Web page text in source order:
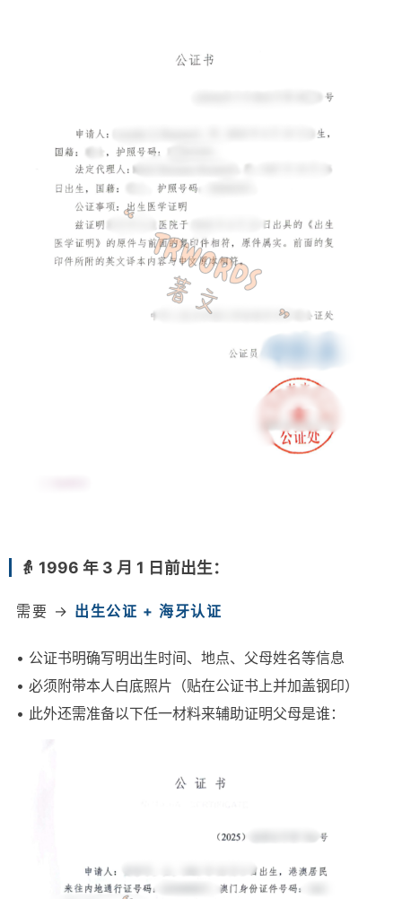
👵 1996 年 3 月 1 日前出生：
需要 → 出生公证 + 海牙认证
• 公证书明确写明出生时间、地点、父母姓名等信息
• 必须附带本人白底照片（贴在公证书上并加盖钢印）
• 此外还需准备以下任一材料来辅助证明父母是谁：